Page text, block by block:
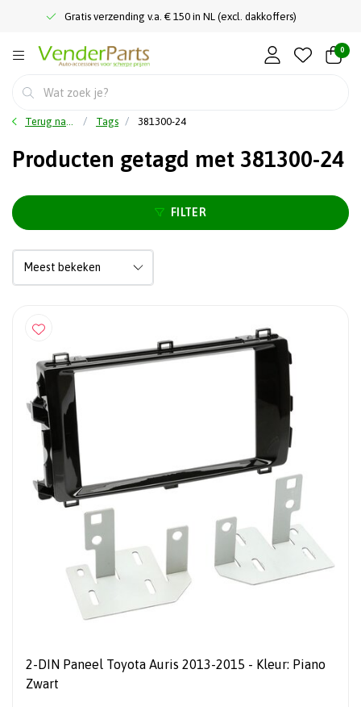
Gratis verzending v.a. € 150 in NL (excl. dakkoffers)
0
Terug naar home Tags 381300-24
Producten getagd met 381300-24
FILTER
2-DIN Paneel Toyota Auris 2013-2015 - Kleur: Piano
Zwart